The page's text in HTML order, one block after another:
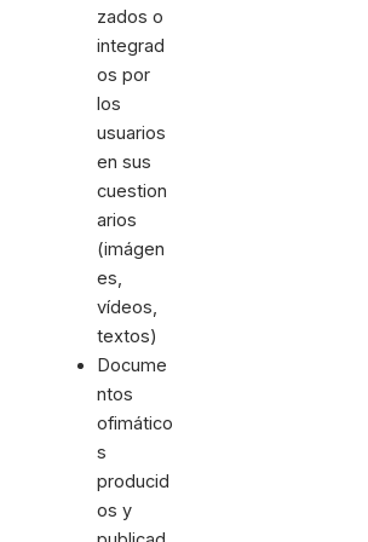
zados o
integrad
os por
los
usuarios
en sus
cuestion
arios
(imágen
es,
vídeos,
textos)
Docume
ntos
ofimático
s
producid
os y